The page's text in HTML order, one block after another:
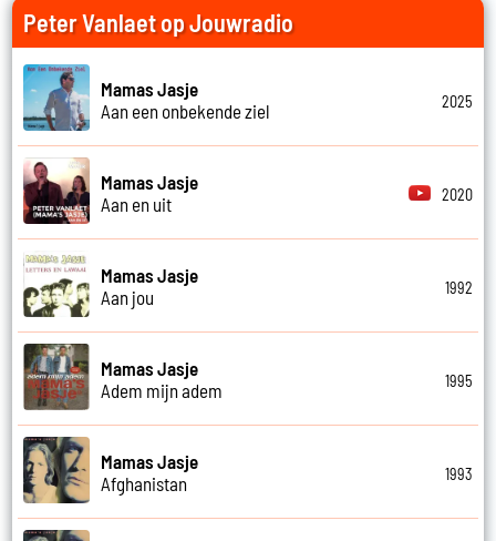
Peter Vanlaet op Jouwradio
Mamas Jasje
Aan een onbekende ziel
2025
Mamas Jasje
Aan en uit
2020
Mamas Jasje
Aan jou
1992
Mamas Jasje
Adem mijn adem
1995
Mamas Jasje
Afghanistan
1993